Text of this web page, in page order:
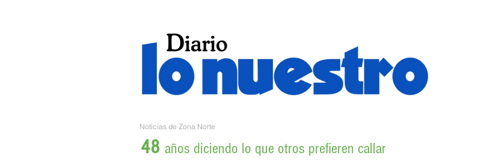
Noticias de Zona Norte
48 años diciendo lo que otros prefieren callar